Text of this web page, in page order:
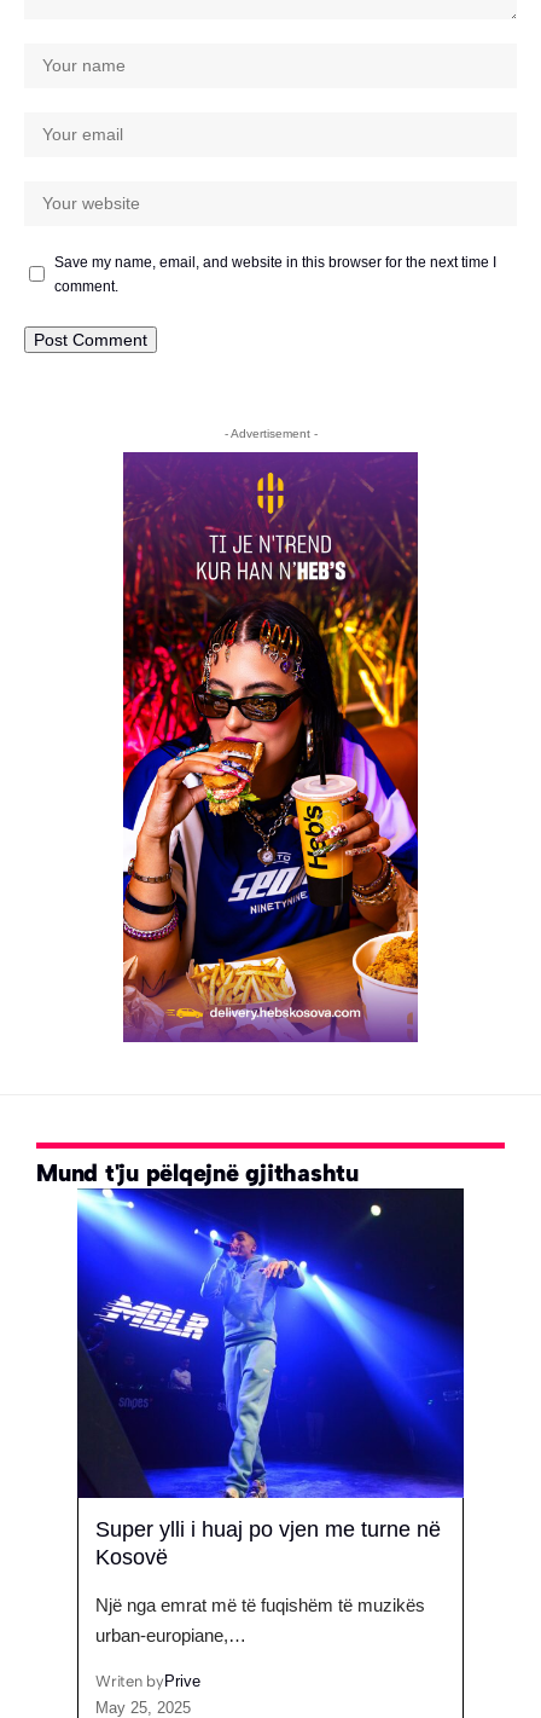
Save my name, email, and website in this browser for the next time I
comment.
- Advertisement -
Mund t'ju pëlqejnë gjithashtu
Super ylli i huaj po vjen me turne në
Kosovë
Një nga emrat më të fuqishëm të muzikës
urban-europiane,…
Writen byPrive
May 25, 2025